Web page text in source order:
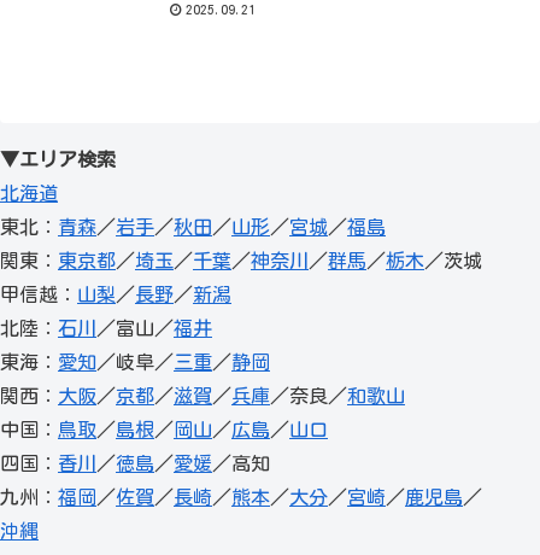
2025.09.21
▼エリア検索
北海道
東北： 青森／岩手／秋田 ／山形／宮城 ／福島
関東： 東京都／埼玉 ／千葉 ／神奈川 ／群馬 ／栃木 ／茨城
甲信越： 山梨 ／長野／新潟
北陸： 石川 ／富山／福井
東海： 愛知／岐阜／三重／静岡
関西： 大阪／京都／滋賀 ／兵庫 ／奈良／和歌山
中国： 鳥取／島根 ／ 岡山 ／広島／山口
四国： 香川 ／徳島／愛媛 ／高知
九州： 福岡 ／佐賀 ／長崎 ／熊本／大分／宮崎 ／鹿児島／
沖縄